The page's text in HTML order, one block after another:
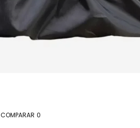
COMPARAR 0